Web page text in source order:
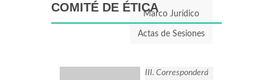
Marco Jurídico
Actas de Sesiones
COMITÉ DE ÉTICA
III. Corresponderá